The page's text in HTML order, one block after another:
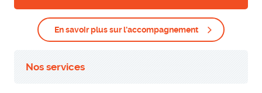
En savoir plus sur l'accompagnement
Nos services